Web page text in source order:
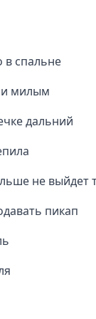
в спальне
милым
дальний
не выйдет
пикап